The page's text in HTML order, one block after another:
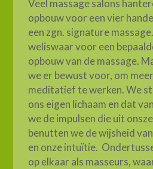
Veel massage salons
opbouw voor een vier
een zgn. signature
weliswaar voor een
opbouw van de massage.
we er bewust voor, om
meditatief te werken. We
ons eigen lichaam en dat
we de impulsen die uit
benutten we de wijsheid
en onze intuïtie.
op elkaar als masseurs,